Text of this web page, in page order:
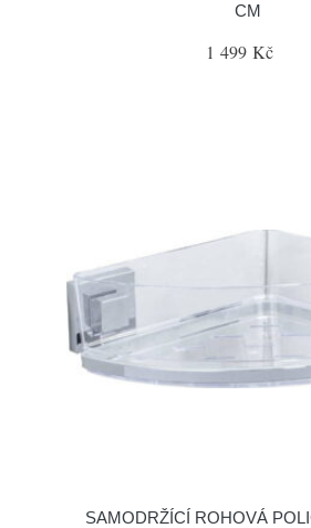
CM
1 499 Kč
SAMODRŽÍCÍ ROHOVÁ